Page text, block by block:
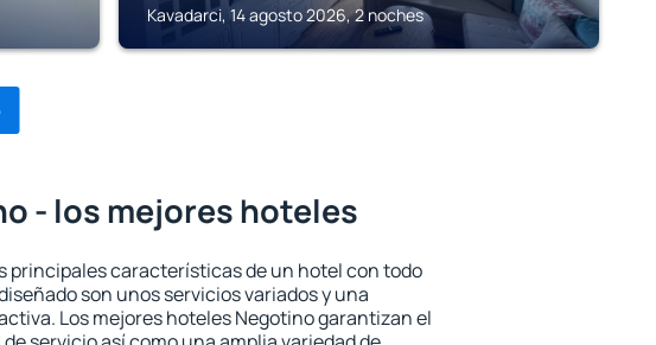
Kavadarci, 14 agosto 2026, 2 noches
- los mejores hoteles
principales características de un hotel con todo
son unos servicios variados y una
Los mejores hoteles Negotino garantizan el